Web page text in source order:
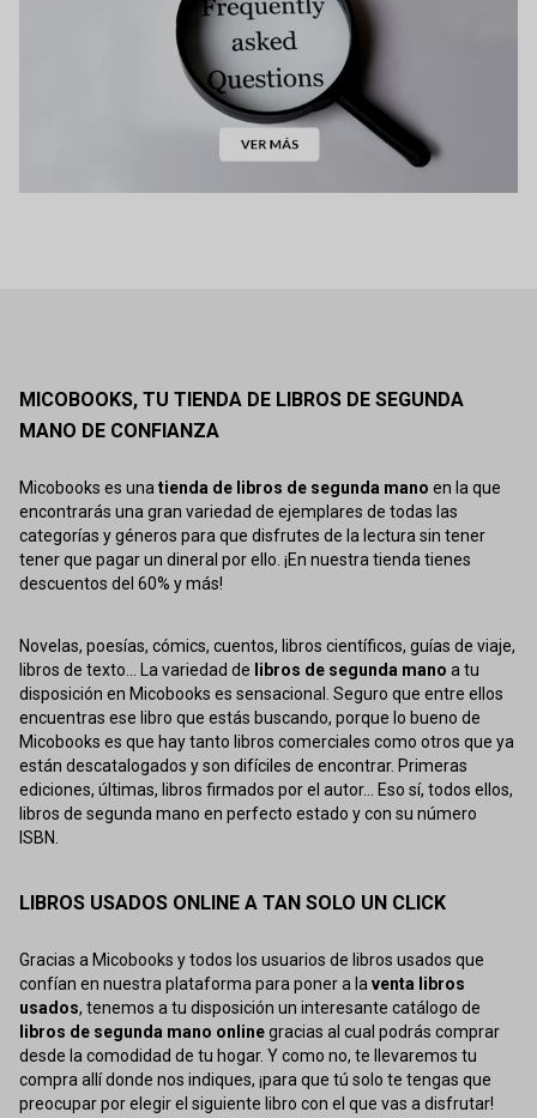
MICOBOOKS, TU TIENDA DE LIBROS DE SEGUNDA
MANO DE CONFIANZA
Micobooks es unatienda de libros de segunda mano en la que
encontrarás una gran variedad de ejemplares de todas las
categorías y géneros para que disfrutes de la lectura sin tener
tener que pagar un dineral por ello. ¡En nuestra tienda tienes
descuentos del 60% y más!
Novelas, poesías, cómics, cuentos, libros científicos, guías de viaje,
libros de texto... La variedad de libros de segunda mano a tu
disposición en Micobooks es sensacional. Seguro que entre ellos
encuentras ese libro que estás buscando, porque lo bueno de
Micobooks es que hay tanto libros comerciales como otros que ya
están descatalogados y son difíciles de encontrar. Primeras
ediciones, últimas, libros firmados por el autor... Eso sí, todos ellos,
libros de segunda mano en perfecto estado y con su número
ISBN.
LIBROS USADOS ONLINE A TAN SOLO UN CLICK
Gracias a Micobooks y todos los usuarios de libros usados que
confían en nuestra plataforma para poner a laventa libros
usados, tenemos a tu disposición un interesante catálogo de
libros de segunda mano onlinegracias al cual podrás comprar
desde la comodidad de tu hogar. Y como no, te llevaremos tu
compra allí donde nos indiques, ¡para que tú solo te tengas que
preocupar por elegir el siguiente libro con el que vas a disfrutar!